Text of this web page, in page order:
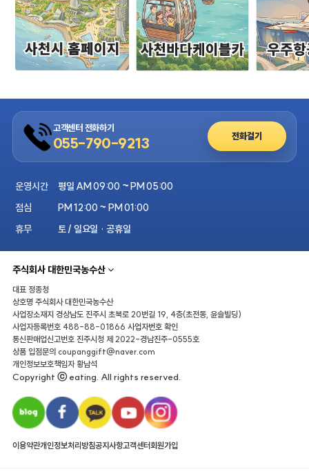
고객센터 전화하기
055-790-9213 전화걸기
운영시간
평일 AM 09:00 ~ PM 05:00
점심
PM 12:00 ~ PM 01:00
휴무
토 / 일요일 · 공휴일
주식회사 대한민국농수산
대표 정종청
상호명 주식회사 대한민국농수산
사업장소재지 경상남도 진주시 초북로 20번길 19, 4층(초전동, 윤슬빌딩)
사업자등록번호 488-88-01866 사업자번호 확인
통신판매업신고번호 진주시청 제 2022-경남진주-0555호
상품 입점문의 coupanggift@naver.com
개인정보보호책임자황남석
Copyright ⓒ eating. All rights reserved.
이용약관개인정보처리방침공지사항고객센터회원가입